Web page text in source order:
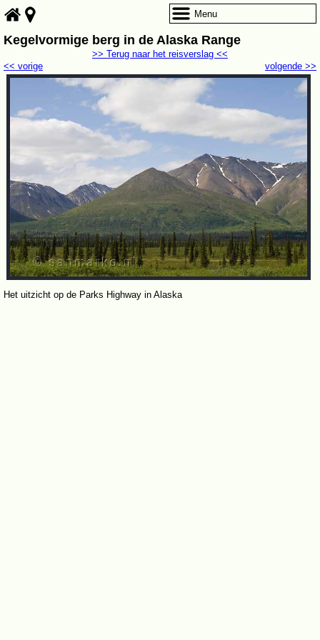
Kegelvormige berg in de Alaska Range
volgende >>
<< vorige
>> Terug naar het reisverslag <<
Het uitzicht op de Parks Highway in Alaska
Menu